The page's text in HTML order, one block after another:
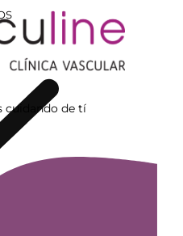
cuidando de tí